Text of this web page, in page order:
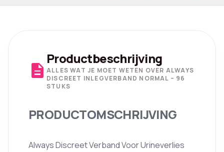
description
Productbeschrijving
ALLES WAT JE MOET WETEN OVER ALWAYS
DISCREET INLEGVERBAND NORMAL – 96
STUKS
PRODUCTOMSCHRIJVING
Always Discreet Verband Voor Urineverlies